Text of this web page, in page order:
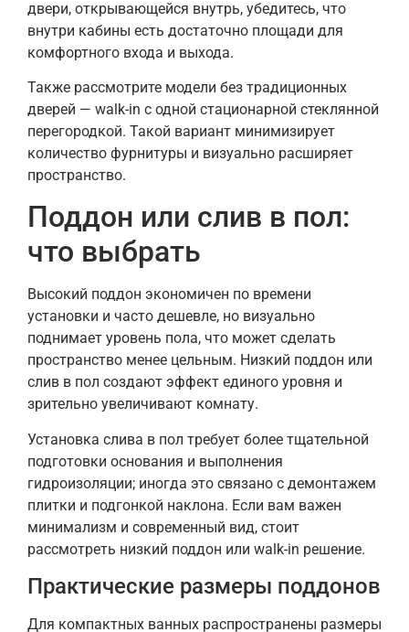
двери, открывающейся внутрь, убедитесь, что
внутри кабины есть достаточно площади для
комфортного входа и выхода.
Также рассмотрите модели без традиционных
дверей — walk-in с одной стационарной стеклянной
перегородкой. Такой вариант минимизирует
количество фурнитуры и визуально расширяет
пространство.
Поддон или слив в пол:
что выбрать
Высокий поддон экономичен по времени
установки и часто дешевле, но визуально
поднимает уровень пола, что может сделать
пространство менее цельным. Низкий поддон или
слив в пол создают эффект единого уровня и
зрительно увеличивают комнату.
Установка слива в пол требует более тщательной
подготовки основания и выполнения
гидроизоляции; иногда это связано с демонтажем
плитки и подгонкой наклона. Если вам важен
минимализм и современный вид, стоит
рассмотреть низкий поддон или walk-in решение.
Практические размеры поддонов
Для компактных ванных распространены размеры